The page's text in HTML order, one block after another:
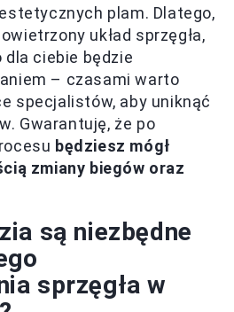
plam. Dlatego,
układ sprzęgła,
dla ciebie będzie
– czasami warto
specjalistów, aby uniknąć
Gwarantuję, że po
będziesz mógł
zmiany biegów oraz
są niezbędne
sprzęgła w